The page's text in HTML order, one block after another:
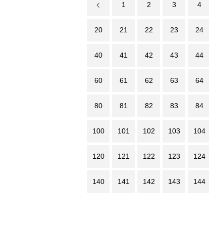
1 2 3 4
20 21 22 23 24
40 41 42 43 44
60 61 62 63 64
80 81 82 83 84
100 101 102 103 104
120 121 122 123 124
140 141 142 143 144